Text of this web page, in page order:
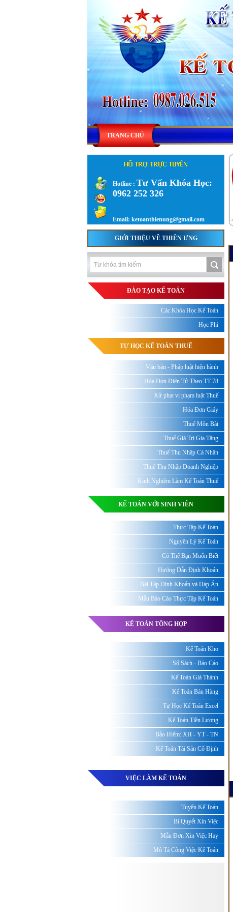
TRANG CHỦ
Hotline : Tư Vấn Khóa Học:
0962 252 326
.
Email: ketoanthienung@gmail.com
GIỚI THIỆU VỀ THIÊN ƯNG
ĐÀO TẠO KẾ TOÁN
Các Khóa Học Kế Toán
Học Phí
TỰ HỌC KẾ TOÁN THUẾ
Văn bản - Pháp luật hiện hành
Hóa Đơn Điện Tử Theo TT 78
Xử phạt vi phạm luật Thuế
Hóa Đơn Giấy
Thuế Môn Bài
Thuế Giá Trị Gia Tăng
Thuế Thu Nhập Cá Nhân
Thuế Thu Nhập Doanh Nghiệp
Kinh Nghiệm Làm Kế Toán Thuế
KẾ TOÁN VỚI SINH VIÊN
Thực Tập Kế Toán
Nguyên Lý Kế Toán
Có Thể Bạn Muốn Biết
Hướng Dẫn Định Khoản
Bài Tập Định Khoản và Đáp Án
Mẫu Báo Cáo Thực Tập Kế Toán
KẾ TOÁN TỔNG HỢP
Kế Toán Kho
Sổ Sách - Báo Cáo
Kế Toán Giá Thành
Kế Toán Bán Hàng
Tự Học Kế Toán Excel
Kế Toán Tiền Lương
Bảo Hiểm: XH - YT - TN
Kế Toán Tài Sản Cố Định
VIỆC LÀM KẾ TOÁN
Tuyển Kế Toán
Bí Quyết Xin Việc
Mẫu Đơn Xin Việc Hay
Mô Tả Công Việc Kế Toán